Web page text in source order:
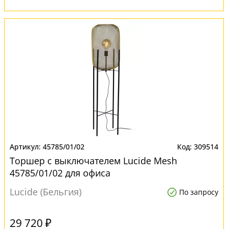
45785/01/02 309514
Торшер с выключателем Lucide Mesh
45785/01/02 для офиса
Lucide (Бельгия)
По запросу
29 720 ₽